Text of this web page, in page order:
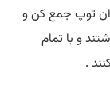
توپ جمع کن و
و با تمام
.